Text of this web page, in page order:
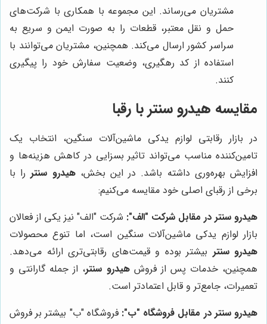
مشتریان می‌رساند. این مجموعه با همکاری با شرکت‌های
حمل و نقل معتبر، قطعات را به صورت ایمن و سریع به
سراسر کشور ارسال می‌کند. همچنین، مشتریان می‌توانند با
استفاده از کد رهگیری، وضعیت سفارش خود را پیگیری
کنند.
مقایسه هیدرو سنتربا رقبا
در بازار رقابتی لوازم یدکی ماشین‌آلات سنگین، انتخاب یک
تامین‌کننده مناسب می‌تواند تاثیر بسزایی در کاهش هزینه‌ها و
افزایش بهره‌وری داشته باشد. در این بخش،هیدرو سنتررا با
برخی از رقبای اصلی خود مقایسه می‌کنیم:
هیدرو سنتر در مقابل شرکت "الف": شرکت "الف" نیز یکی از فعالان
بازار لوازم یدکی ماشین‌آلات سنگین است، اما تنوع محصولات
هیدرو سنتر بیشتر بوده و قیمت‌های رقابتی‌تری ارائه می‌دهد.
همچنین، خدمات پس از فروشهیدرو سنتر، از جمله گارانتی و
تعمیرات، جامع‌تر و قابل اعتمادتر است.
هیدرو سنتر در مقابل فروشگاه "ب": فروشگاه "ب" بیشتر بر فروش